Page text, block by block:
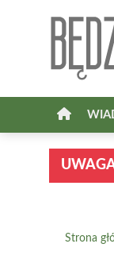
Strona